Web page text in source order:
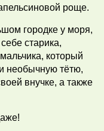
роще.
городке у моря,
старика,
который
необычную тётю,
внучке, а также